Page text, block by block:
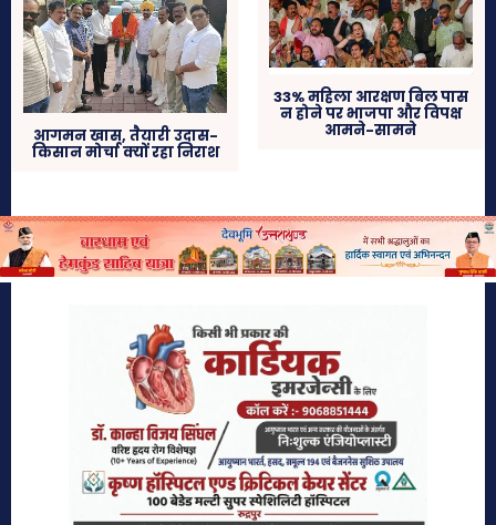
आगमन खास, तैयारी उदास-
किसान मोर्चा क्यों रहा निराश
33% महिला आरक्षण बिल पास
न होने पर भाजपा और विपक्ष
आमने-सामने